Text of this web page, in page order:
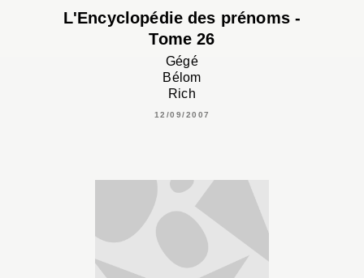
L'Encyclopédie des prénoms -
Tome 26
Gégé
Bélom
Rich
12/09/2007